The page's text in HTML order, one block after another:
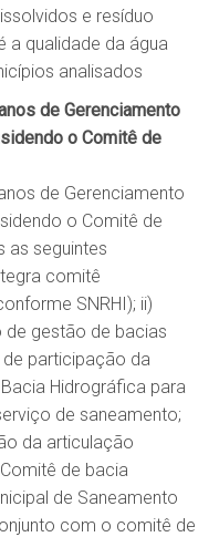
e resíduo
a qualidade da água
analisados
de Gerenciamento
o Comitê de
de Gerenciamento
o Comitê de
as seguintes
comitê
SNRHI); ii)
de gestão de bacias
de participação da
Hidrográfica para
de saneamento;
da articulação
de bacia
de Saneamento
com o comitê de